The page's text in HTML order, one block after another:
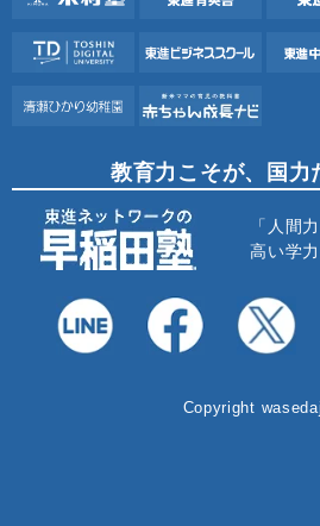
教育力こそが、国力
「人間
高い学
Copyright